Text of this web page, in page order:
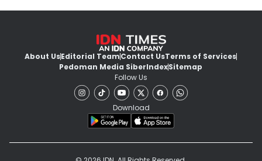
About UsEditorial TeamContact UsTerms of Services
Pedoman Media SiberIndexSitemap
Follow Us
Download